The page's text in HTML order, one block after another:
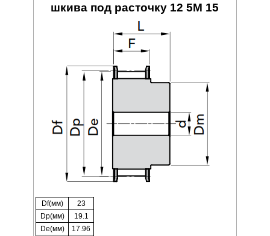
шкива под расточку 12 5M 15
Df(мм)
23
Dp(мм)
19.1
De(мм)
17.96